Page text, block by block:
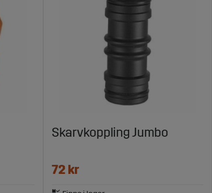
Skarvkoppling Jumbo
72 kr